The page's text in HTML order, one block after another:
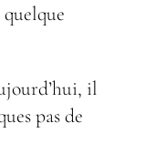
il
pas de